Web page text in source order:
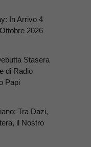
In Arrivo 4
2026
Stasera
di Radio
Papi
Tra Dazi,
il Nostro